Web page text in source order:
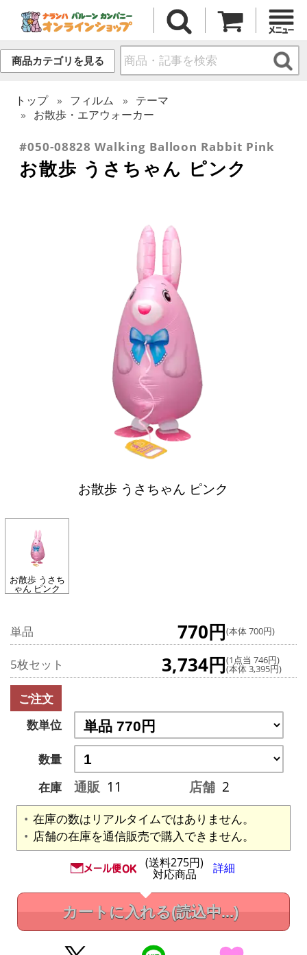
商品カテゴリを見る
トップ フィルム
テーマ
お散歩・エアウォーカー
#050-08828 Walking Balloon Rabbit Pink
お散歩 うさちゃん ピンク
お散歩 うさちゃん ピンク
お散歩 うさち
ゃん ピンク
単品 770円(本体 700円)
5枚セット 3,734円(1点当 746円)
(本体 3,395円)
ご注文
数単位
数量
在庫
通販 11 店舗 2
在庫の数はリアルタイムではありません。
店舗の在庫を通信販売で購入できません。
(送料275円)
対応商品 詳細
カートに入れる(読込中...)